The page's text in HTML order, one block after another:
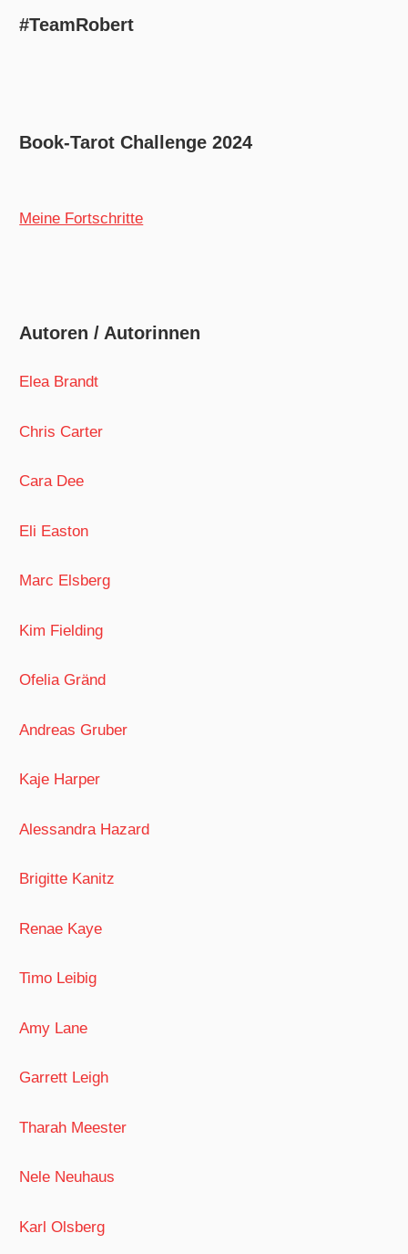
#TeamRobert
Book-Tarot Challenge 2024
Meine Fortschritte
Autoren / Autorinnen
Elea Brandt
Chris Carter
Cara Dee
Eli Easton
Marc Elsberg
Kim Fielding
Ofelia Gränd
Andreas Gruber
Kaje Harper
Alessandra Hazard
Brigitte Kanitz
Renae Kaye
Timo Leibig
Amy Lane
Garrett Leigh
Tharah Meester
Nele Neuhaus
Karl Olsberg